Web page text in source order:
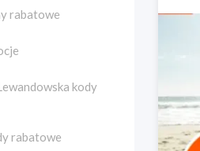
rabatowe
kody
rabatowe